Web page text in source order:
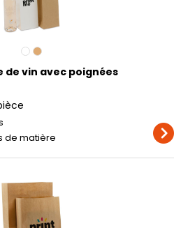
vin avec poignées
de matière